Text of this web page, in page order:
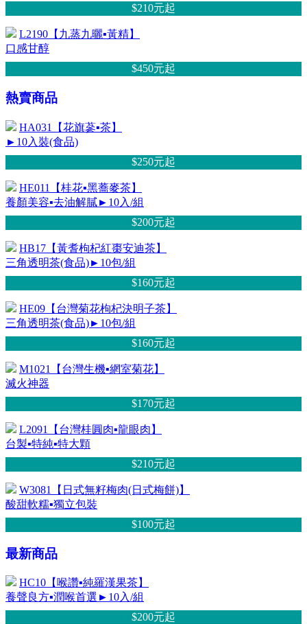
$210元起
L2190【九蒸九曬▪黃精】
口感甘醇
$450元起
熱賣商品
HA031【花旗蔘▪茶】
►10入裝(食品)
$250元起
HE011【桂花▪黑蕎麥茶】
養顏美容▪去油解膩►10入/組
$200元起
HB17【黃耆枸杞紅棗安迪茶】
三角透明茶(食品)►10包/組
$160元起
HE09【台灣菊花枸杞決明子茶】
三角透明茶(食品)►10包/組
$160元起
M1021【台灣生機▪網室菊花】
滅火神器
$170元起
L2091【台灣桂圓肉▪龍眼肉】
台製▪特純▪特大顆
$210元起
W3081【日式無籽梅肉(日式梅餅)】
酸甜軟糯▪獨立包裝
$100元起
最新商品
HC10【喉讚▪純羅漢果茶】
養聲良方▪潤喉首選►10入/組
$200元起